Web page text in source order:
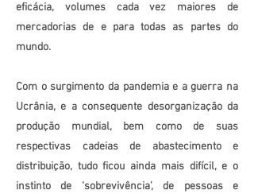
eficácia, volumes cada vez maiores de
mercadorias de e para todas as partes do
mundo.
Com o surgimento da pandemia e a guerra na
Ucrânia, e a consequente desorganização da
produção mundial, bem como de suas
respectivas cadeias de abastecimento e
distribuição, tudo ficou ainda mais difícil, e o
instinto de ‘sobrevivência’, de pessoas e